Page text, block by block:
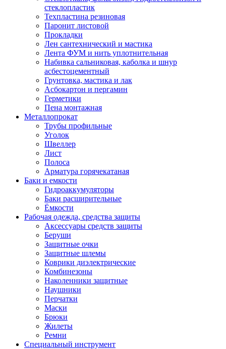
стеклопластик
Техпластина резиновая
Паронит листовой
Прокладки
Лен сантехнический и мастика
Лента ФУМ и нить уплотнительная
Набивка сальниковая, каболка и шнур
асбестоцементный
Грунтовка, мастика и лак
Асбокартон и пергамин
Герметики
Пена монтажная
Металлопрокат
Трубы профильные
Уголок
Швеллер
Лист
Полоса
Арматура горячекатаная
Баки и емкости
Гидроаккумуляторы
Баки расширительные
Ёмкости
Рабочая одежда, средства защиты
Аксессуары средств защиты
Беруши
Защитные очки
Защитные шлемы
Коврики диэлектрические
Комбинезоны
Наколенники защитные
Наушники
Перчатки
Маски
Брюки
Жилеты
Ремни
Специальный инструмент